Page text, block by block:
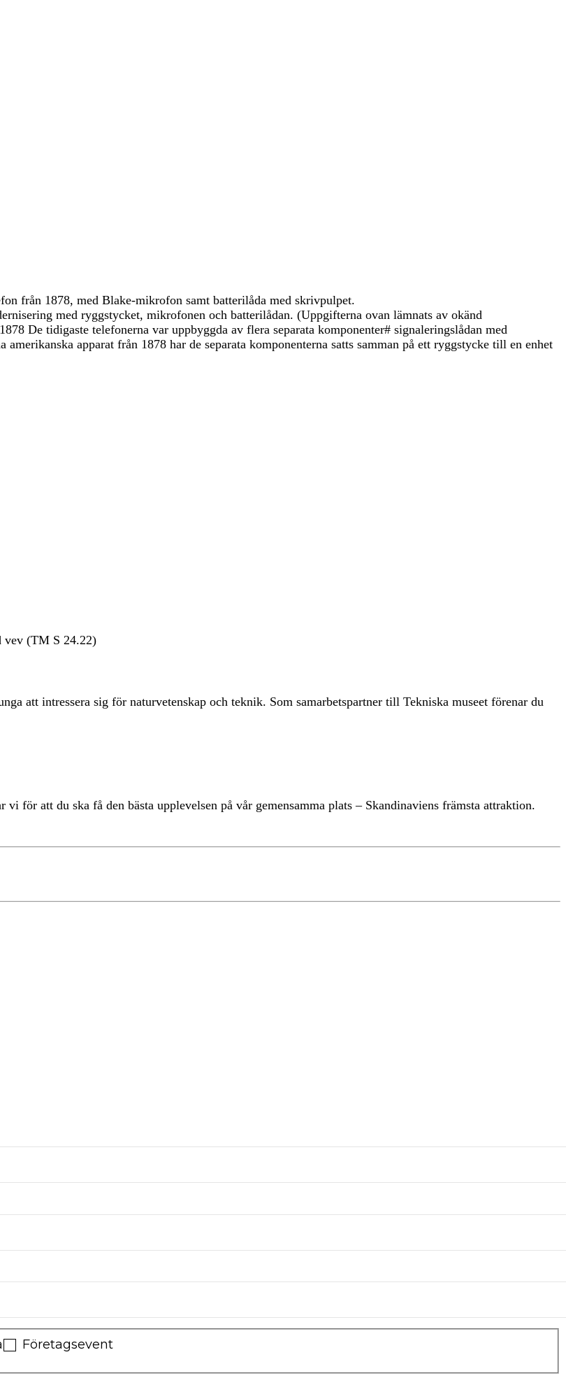
från 1878, med Blake-mikrofon samt batterilåda med skrivpulpet.
med ryggstycket, mikrofonen och batterilådan. (Uppgifterna ovan lämnats av okänd
De tidigaste telefonerna var uppbyggda av flera separata komponenter# signaleringslådan med
apparat från 1878 har de separata komponenterna satts samman på ett ryggstycke till en enhet
vev (TM S 24.22)
att intressera sig för naturvetenskap och teknik. Som samarbetspartner till Tekniska museet förenar du
för att du ska få den bästa upplevelsen på vår gemensamma plats – Skandinaviens främsta attraktion.
Företagsevent